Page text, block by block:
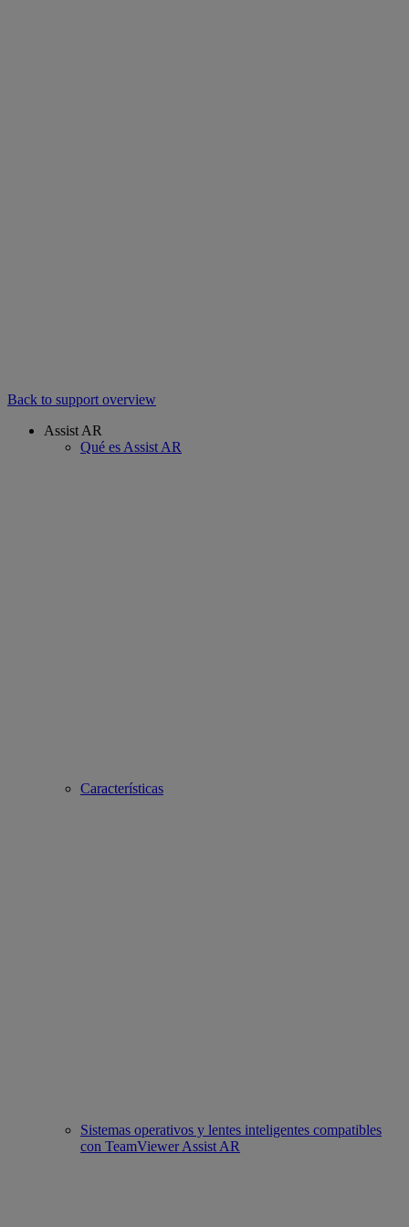
Back to support overview
Assist AR
Qué es Assist AR
Características
Sistemas operativos y lentes inteligentes compatibles
con TeamViewer Assist AR